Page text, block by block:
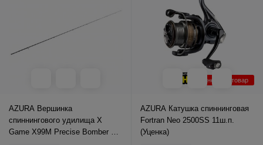
AZURA Вершинка
спиннингового удилища X
Game X99M Precise Bomber TZ
Уцененный товар
AZURA Катушка спиннинговая
Fortran Neo 2500SS 11ш.п.
(Уценка)